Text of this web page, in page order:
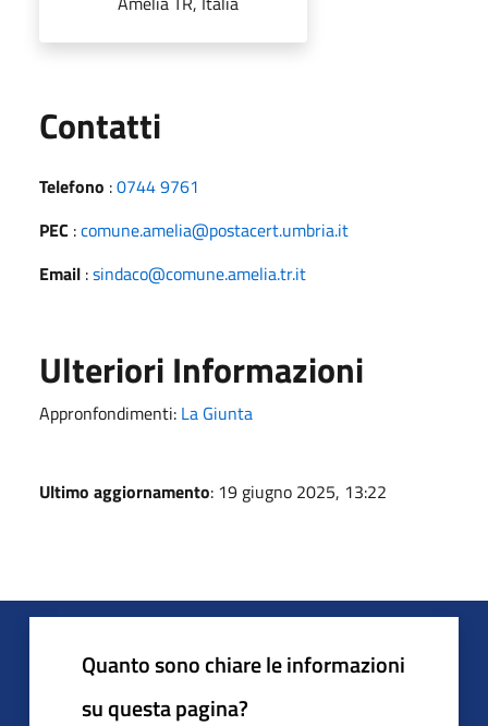
Contatti
Telefono :0744 9761
PEC :comune.amelia@postacert.umbria.it
Email :sindaco@comune.amelia.tr.it
Ulteriori Informazioni
Appronfondimenti: La Giunta
Ultimo aggiornamento: 19 giugno 2025, 13:22
Quanto sono chiare le informazioni
su questa pagina?